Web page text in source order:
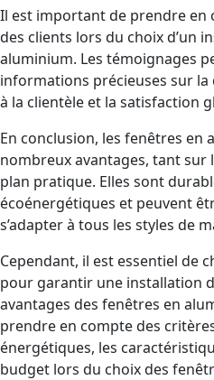
Il est important de prendre en
des clients lors du choix d’un
aluminium. Les témoignages
informations précieuses sur
à la clientèle et la satisfaction
En conclusion, les fenêtres
nombreux avantages, tant sur
plan pratique. Elles sont
écoénergétiques et peuvent
s’adapter à tous les styles de
Cependant, il est essentiel de
pour garantir une installation
avantages des fenêtres en
prendre en compte des
énergétiques, les
budget lors du choix des